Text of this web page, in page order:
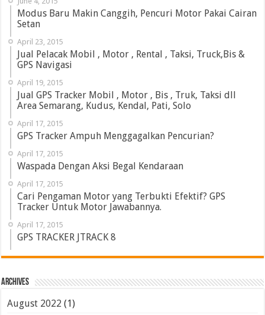
Modus Baru Makin Canggih, Pencuri Motor Pakai Cairan
Setan
April 23, 2015
Jual Pelacak Mobil , Motor , Rental , Taksi, Truck,Bis &
GPS Navigasi
April 19, 2015
Jual GPS Tracker Mobil , Motor , Bis , Truk, Taksi dll
Area Semarang, Kudus, Kendal, Pati, Solo
April 17, 2015
GPS Tracker Ampuh Menggagalkan Pencurian?
April 17, 2015
Waspada Dengan Aksi Begal Kendaraan
April 17, 2015
Cari Pengaman Motor yang Terbukti Efektif? GPS
Tracker Untuk Motor Jawabannya.
April 17, 2015
GPS TRACKER JTRACK 8
Archives
August 2022 (1)